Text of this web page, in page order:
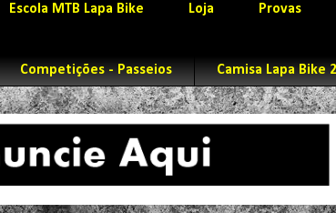
Escola MTB Lapa Bike Loja Provas
Competições - Passeios Camisa Lapa Bike